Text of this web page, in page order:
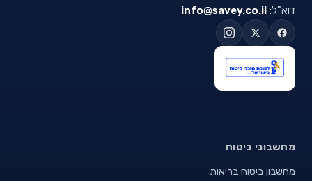
דוא"ל: info@savey.co.il
מחשבוני ביטוח
מחשבון ביטוח בריאות